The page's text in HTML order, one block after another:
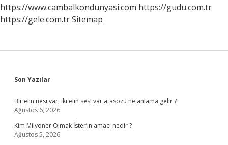
https://www.cambalkondunyasi.com https://gudu.com.tr
https://gele.com.trSitemap
Sidebar
Son Yazılar
Bir elin nesi var, iki elin sesi var atasözü ne anlama gelir ?
Ağustos 6, 2026
Kim Milyoner Olmak İster’in amacı nedir ?
Ağustos 5, 2026